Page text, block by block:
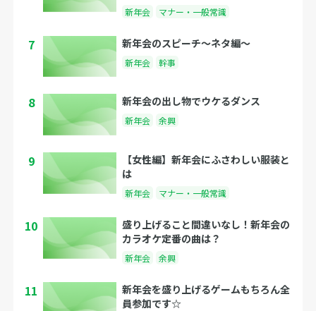
新年会 マナー・一般常識
7 新年会のスピーチ〜ネタ編〜
新年会 幹事
8 新年会の出し物でウケるダンス
新年会 余興
9
【女性編】新年会にふさわしい服装と
は
新年会 マナー・一般常識
10
盛り上げること間違いなし！新年会の
カラオケ定番の曲は？
新年会 余興
11
新年会を盛り上げるゲームもちろん全
員参加です☆